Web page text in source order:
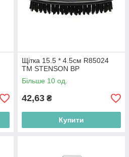
Щітка 15.5 * 4.5см R85024
ТМ STENSON BP
Більше 10 од.
42,63 ₴
Купити